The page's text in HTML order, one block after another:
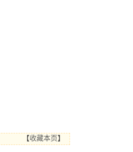
【收藏本页】